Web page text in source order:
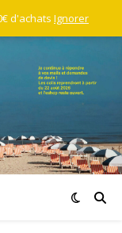
d'achats Ignorer